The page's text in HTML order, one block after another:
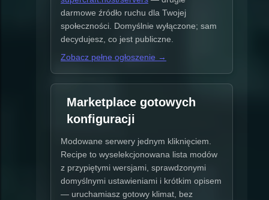
darmowe źródło ruchu dla Twojej
społeczności. Domyślnie wyłączone; sam
decydujesz, co jest publiczne.
Zobacz pełne ogłoszenie →
Marketplace gotowych
konfiguracji
Modowane serwery jednym kliknięciem.
Recipe to wyselekcjonowana lista modów
z przypiętymi wersjami, sprawdzonymi
domyślnymi ustawieniami i krótkim opisem
— uruchamiasz gotowy klimat, bez